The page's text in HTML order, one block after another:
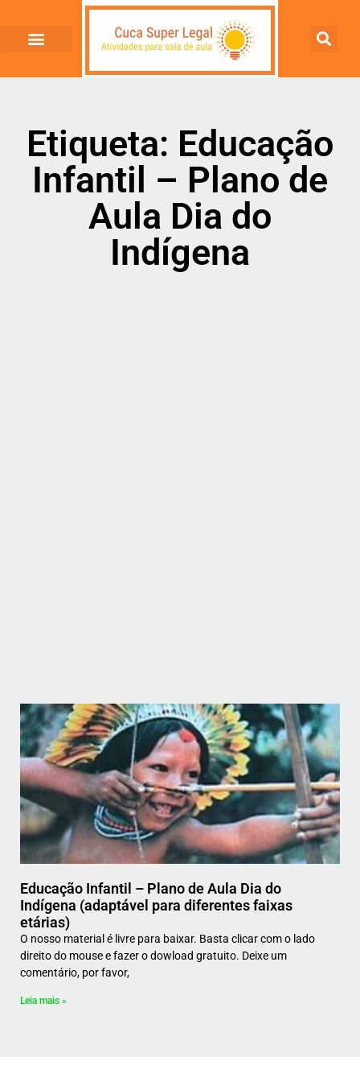
Etiqueta: Educação
Infantil – Plano de
Aula Dia do
Indígena
Educação Infantil – Plano de Aula Dia do
Indígena (adaptável para diferentes faixas
etárias)
O nosso material é livre para baixar. Basta clicar com o lado
direito do mouse e fazer o dowload gratuito. Deixe um
comentário, por favor,
Leia mais »